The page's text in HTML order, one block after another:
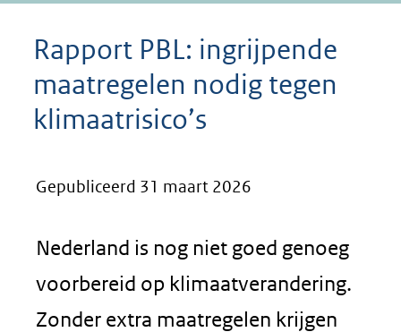
Rapport PBL: ingrijpende
maatregelen nodig tegen
klimaatrisico’s
Gepubliceerd 31 maart 2026
Nederland is nog niet goed genoeg
voorbereid op klimaatverandering.
Zonder extra maatregelen krijgen